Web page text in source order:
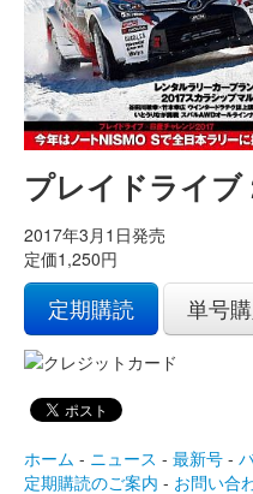
プレイドライブ
2017年3月1日発売
定価1,250円
定期購読 単号
ホーム - ニュース - 最新号 -
定期購読のご案内 - お問い合